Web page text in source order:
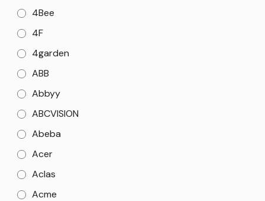
4Bee
4F
4garden
ABB
Abbyy
ABCVISION
Abeba
Acer
Aclas
Acme